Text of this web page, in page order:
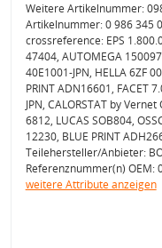
Weitere Artikelnummer:
Artikelnummer: 0 986 345
crossreference: EPS
47404, AUTOMEGA
40E1001-JPN, HELLA 6ZF
PRINT ADN16601, FACET
JPN, CALORSTAT by
6812, LUCAS SOB804,
12230, BLUE PRINT
Teilehersteller/Anbieter:
Referenznummer(n) OEM:
weitere Attribute anzeigen